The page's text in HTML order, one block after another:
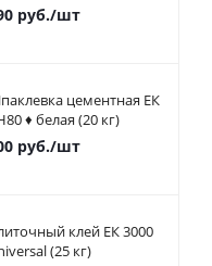
руб./шт
цементная ЕК
♦ белая (20 кг)
руб./шт
клей ЕК 3000
(25 кг)